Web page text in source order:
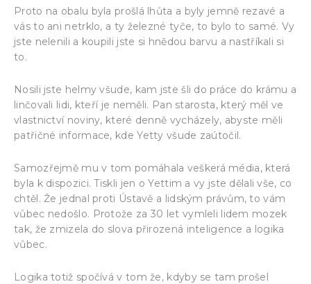
Proto na obalu byla prošlá lhůta a byly jemně rezavé a
vás to ani netrklo, a ty železné tyče, to bylo to samé. Vy
jste nelenili a koupili jste si hnědou barvu a nastříkali si
to.
Nosili jste helmy všude, kam jste šli do práce do krámu a
linčovali lidi, kteří je neměli. Pan starosta, který měl ve
vlastnictví noviny, které denně vycházely, abyste měli
patřičné informace, kde Yetty všude zaútočil.
Samozřejmě mu v tom pomáhala veškerá média, která
byla k dispozici. Tiskli jen o Yettim a vy jste dělali vše, co
chtěl. Že jednal proti Ústavě a lidským právům, to vám
vůbec nedošlo. Protože za 30 let vymleli lidem mozek
tak, že zmizela do slova přirozená inteligence a logika
vůbec.
Logika totiž spočívá v tom že, kdyby se tam prošel